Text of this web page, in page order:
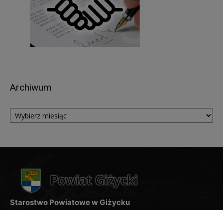
Archiwum
Archiwum
Starostwo Powiatowe w Giżycku
wniesienia sprzeciwu wobec przetwarzanych
danych, na podstawie art. 21 RODO,
z zastrzeżeniem, że nie dotyczy to przypadków, w
których Administrator posiada uprawnienie do
20 RODO.
osobowych odbywa się na podstawie zgody
przetwarzania danych osobowych, którego
dokonano na podstawie zgody przed jej
cofnięciem.